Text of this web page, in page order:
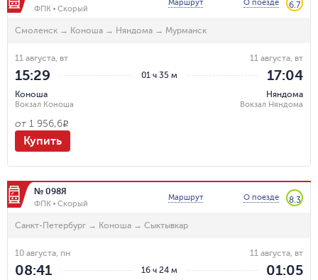
ФПК Скорый
Маршрут О поезде 6.7
Смоленск → Коноша → Няндома → Мурманск
01 ч 35 м
11 августа, вт
15:29
Коноша
Вокзал Коноша
11 августа, вт
17:04
Няндома
Вокзал Няндома
от 1 956,6R
Купить
№ 098Я
ФПК Скорый
Маршрут О поезде 8.3
Санкт-Петербург → Коноша → Сыктывкар
16 ч 24 м
10 августа, пн
08:41
11 августа, вт
01:05